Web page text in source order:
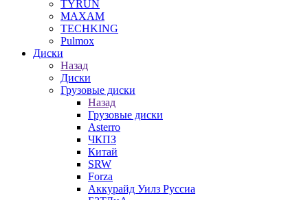
TYRUN
MAXAM
TECHKING
Pulmox
Диски
Назад
Диски
Грузовые диски
Назад
Грузовые диски
Asterro
ЧКПЗ
Китай
SRW
Forza
Аккурайд Уилз Руссиа